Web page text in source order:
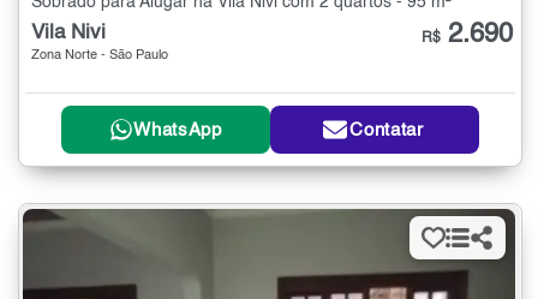
Vila Nivi
Zona Norte - São Paulo
R$ 2.690
WhatsApp Contatar